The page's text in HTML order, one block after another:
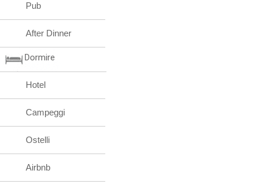
Pub
After Dinner
Dormire
Hotel
Campeggi
Ostelli
Airbnb